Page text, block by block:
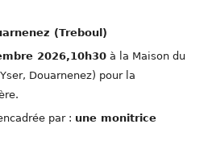
(Treboul)
2026,10h30 à la Maison du
Douarnenez) pour la
par : une monitrice